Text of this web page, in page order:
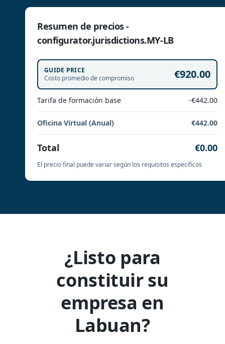
Resumen de precios -
configurator.jurisdictions.MY-LB
GUIDE PRICE
Costo promedio de compromiso
€920.00
Tarifa de formación base -€442.00
Oficina Virtual (Anual) €442.00
Total €0.00
El precio final puede variar según los requisitos específicos
¿Listo para
constituir su
empresa en
Labuan?